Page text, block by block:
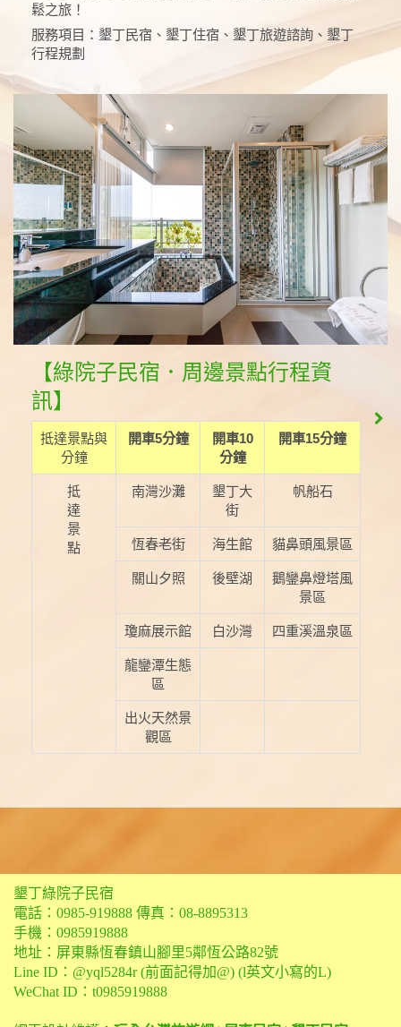
鬆之旅！
服務項目：墾丁民宿、墾丁住宿、墾丁旅遊諮詢、墾丁
行程規劃
【綠院子民宿．周邊景點行程資
訊】
抵達景點與
分鐘
開車5分鐘
開車10
分鐘
開車15分鐘
抵
達
景
點
南灣沙灘
墾丁大
街
帆船石
恆春老街 海生館 貓鼻頭風景區
關山夕照 後壁湖
鵝鑾鼻燈塔風
景區
瓊麻展示館 白沙灣 四重溪溫泉區
龍鑾潭生態
區
出火天然景
觀區
墾丁綠院子民宿
電話： 0985-919888 傳真：08-8895313
手機： 0985919888
地址：屏東縣恆春鎮山腳里5鄰恆公路82號
Line ID：@yql5284r (前面記得加@) (l英文小寫的L)
WeChat ID：t0985919888